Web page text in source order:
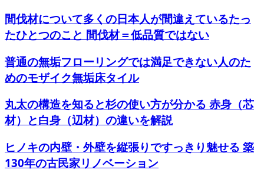
間伐材について多くの日本人が間違えているたっ
たひとつのこと 間伐材＝低品質ではない
普通の無垢フローリングでは満足できない人のた
めのモザイク無垢床タイル
丸太の構造を知ると杉の使い方が分かる 赤身（芯
材）と白身（辺材）の違いを解説
ヒノキの内壁・外壁を縦張りですっきり魅せる 築
130年の古民家リノベーション